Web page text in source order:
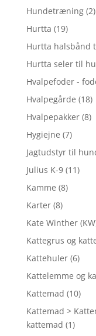
Hundetræning (2)
Hurtta (19)
Hurtta halsbånd
Hurtta seler til
Hvalpefoder -
Hvalpegårde (18)
Hvalpepakker (8)
Hygiejne (7)
Jagtudstyr til
Julius K-9 (11)
Kamme (8)
Karter (8)
Kate Winther
Kattegrus og
Kattehuler (6)
Kattelemme og
Kattemad (10)
Kattemad >
kattemad (1)